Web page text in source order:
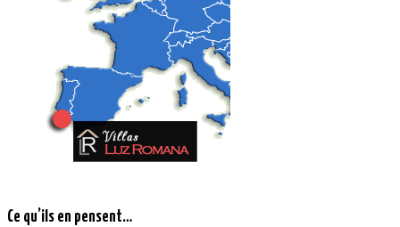
Ce qu’ils en pensent…